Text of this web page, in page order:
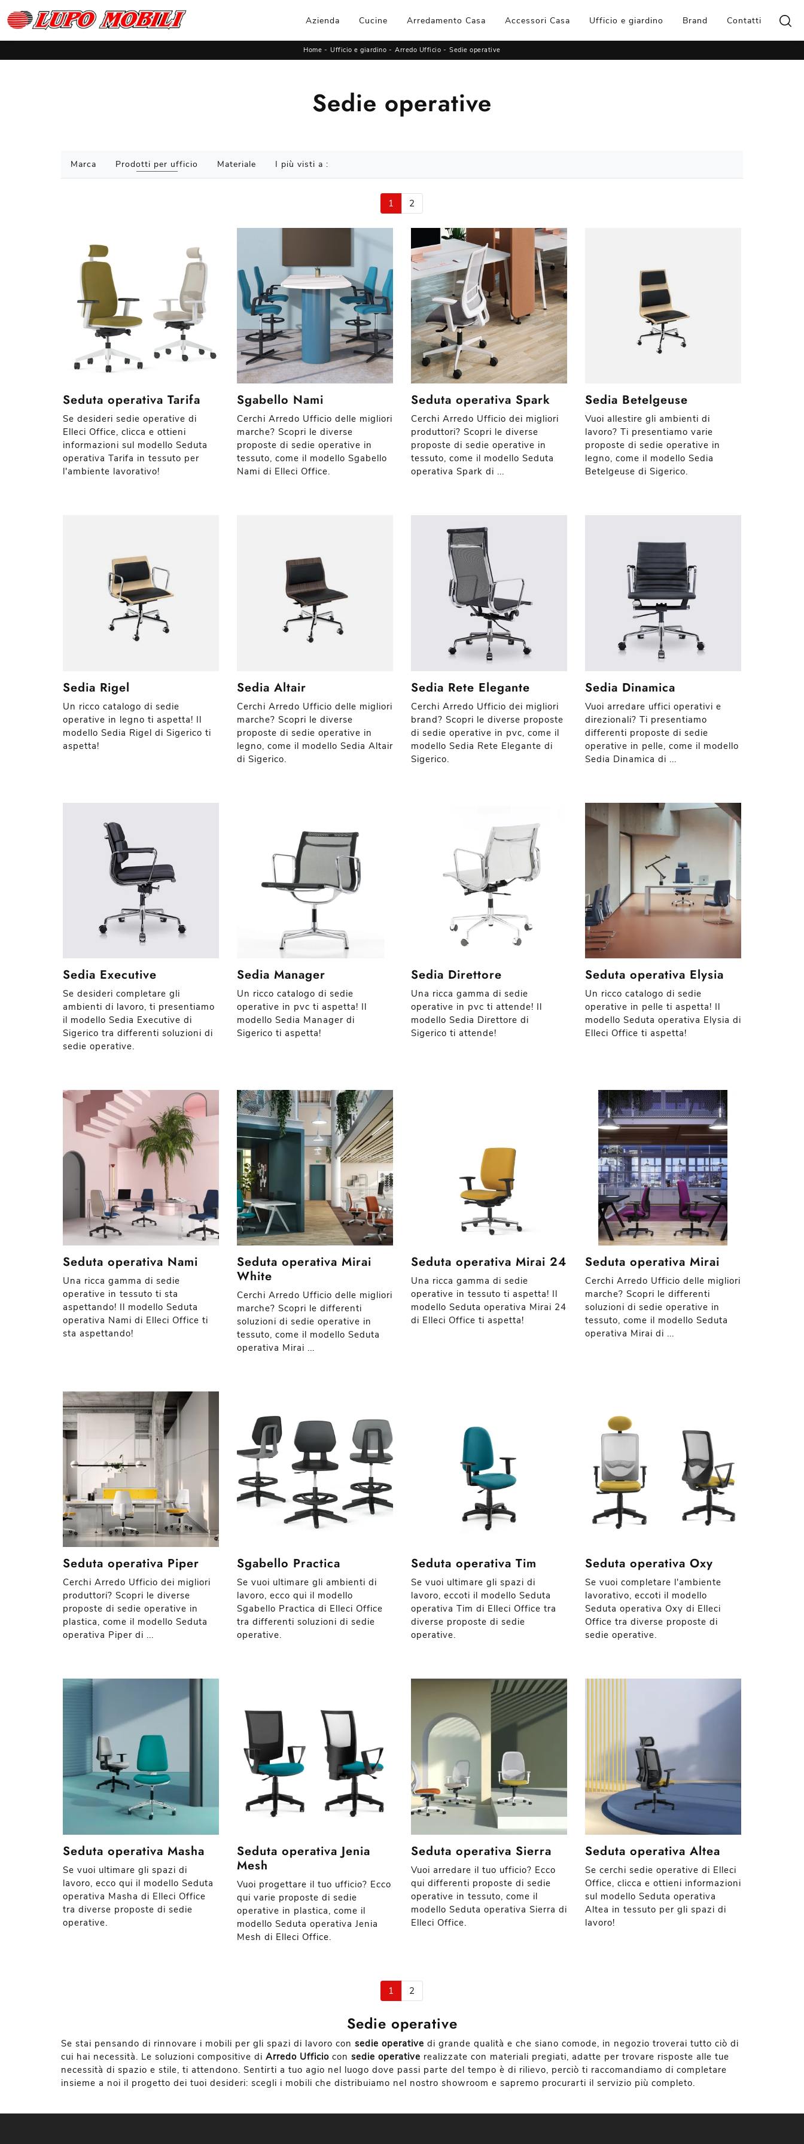
Azienda Cucine Arredamento Casa Accessori Casa Ufficio e giardino Brand Contatti
Home - Ufficio e giardino -Arredo Ufficio -Sedie operative
Sedie operative
Marca Prodotti per ufficio Materiale I più visti a :
1 2
Seduta operativa Tarifa
Se desideri sedie operative di
Elleci Office, clicca e ottieni
informazioni sul modello Seduta
operativa Tarifa in tessuto per
l'ambiente lavorativo!
Sgabello Nami
Cerchi Arredo Ufficio delle migliori
marche? Scopri le diverse
proposte di sedie operative in
tessuto, come il modello Sgabello
Nami di Elleci Office.
Seduta operativa Spark
Cerchi Arredo Ufficio dei migliori
produttori? Scopri le diverse
proposte di sedie operative in
tessuto, come il modello Seduta
operativa Spark di ...
Sedia Betelgeuse
Vuoi allestire gli ambienti di
lavoro? Ti presentiamo varie
proposte di sedie operative in
legno, come il modello Sedia
Betelgeuse di Sigerico.
Sedia Rigel
Un ricco catalogo di sedie
operative in legno ti aspetta! Il
modello Sedia Rigel di Sigerico ti
aspetta!
Sedia Altair
Cerchi Arredo Ufficio delle migliori
marche? Scopri le diverse
proposte di sedie operative in
legno, come il modello Sedia Altair
di Sigerico.
Sedia Rete Elegante
Cerchi Arredo Ufficio dei migliori
brand? Scopri le diverse proposte
di sedie operative in pvc, come il
modello Sedia Rete Elegante di
Sigerico.
Sedia Dinamica
Vuoi arredare uffici operativi e
direzionali? Ti presentiamo
differenti proposte di sedie
operative in pelle, come il modello
Sedia Dinamica di ...
Sedia Executive
Se desideri completare gli
ambienti di lavoro, ti presentiamo
il modello Sedia Executive di
Sigerico tra differenti soluzioni di
sedie operative.
Sedia Manager
Un ricco catalogo di sedie
operative in pvc ti aspetta! Il
modello Sedia Manager di
Sigerico ti aspetta!
Sedia Direttore
Una ricca gamma di sedie
operative in pvc ti attende! Il
modello Sedia Direttore di
Sigerico ti attende!
Seduta operativa Elysia
Un ricco catalogo di sedie
operative in pelle ti aspetta! Il
modello Seduta operativa Elysia di
Elleci Office ti aspetta!
Seduta operativa Nami
Una ricca gamma di sedie
operative in tessuto ti sta
aspettando! Il modello Seduta
operativa Nami di Elleci Office ti
sta aspettando!
Seduta operativa Mirai
White
Cerchi Arredo Ufficio delle migliori
marche? Scopri le differenti
soluzioni di sedie operative in
tessuto, come il modello Seduta
operativa Mirai ...
Seduta operativa Mirai 24
Una ricca gamma di sedie
operative in tessuto ti aspetta! Il
modello Seduta operativa Mirai 24
di Elleci Office ti aspetta!
Seduta operativa Mirai
Cerchi Arredo Ufficio delle migliori
marche? Scopri le differenti
soluzioni di sedie operative in
tessuto, come il modello Seduta
operativa Mirai di ...
Seduta operativa Piper
Cerchi Arredo Ufficio dei migliori
produttori? Scopri le diverse
proposte di sedie operative in
plastica, come il modello Seduta
operativa Piper di ...
Sgabello Practica
Se vuoi ultimare gli ambienti di
lavoro, ecco qui il modello
Sgabello Practica di Elleci Office
tra differenti soluzioni di sedie
operative.
Seduta operativa Tim
Se vuoi ultimare gli spazi di
lavoro, eccoti il modello Seduta
operativa Tim di Elleci Office tra
diverse proposte di sedie
operative.
Seduta operativa Oxy
Se vuoi completare l'ambiente
lavorativo, eccoti il modello
Seduta operativa Oxy di Elleci
Office tra diverse proposte di
sedie operative.
Seduta operativa Masha
Se vuoi ultimare gli spazi di
lavoro, ecco qui il modello Seduta
operativa Masha di Elleci Office
tra diverse proposte di sedie
operative.
Seduta operativa Jenia
Mesh
Vuoi progettare il tuo ufficio? Ecco
qui varie proposte di sedie
operative in plastica, come il
modello Seduta operativa Jenia
Mesh di Elleci Office.
Seduta operativa Sierra
Vuoi arredare il tuo ufficio? Ecco
qui differenti proposte di sedie
operative in tessuto, come il
modello Seduta operativa Sierra di
Elleci Office.
Seduta operativa Altea
Se cerchi sedie operative di Elleci
Office, clicca e ottieni informazioni
sul modello Seduta operativa
Altea in tessuto per gli spazi di
lavoro!
1 2
Sedie operative
Se stai pensando di rinnovare i mobili per gli spazi di lavoro con sedie operative di grande qualità e che siano comode, in negozio troverai tutto ciò di
cui hai necessità. Le soluzioni compositive di Arredo Ufficio con sedie operative realizzate con materiali pregiati, adatte per trovare risposte alle tue
necessità di spazio e stile, ti attendono. Sentirti a tuo agio nel luogo dove passi parte del tempo è di rilievo, perciò ti raccomandiamo di completare
insieme a noi il progetto dei tuoi desideri: scegli i mobili che distribuiamo nel nostro showroom e sapremo procurarti il servizio più completo.